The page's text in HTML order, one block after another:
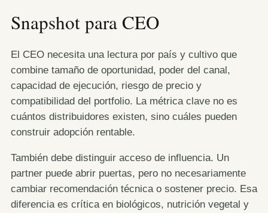
Snapshot para CEO
El CEO necesita una lectura por país y cultivo que
combine tamaño de oportunidad, poder del canal,
capacidad de ejecución, riesgo de precio y
compatibilidad del portfolio. La métrica clave no es
cuántos distribuidores existen, sino cuáles pueden
construir adopción rentable.
También debe distinguir acceso de influencia. Un
partner puede abrir puertas, pero no necesariamente
cambiar recomendación técnica o sostener precio. Esa
diferencia es crítica en biológicos, nutrición vegetal y